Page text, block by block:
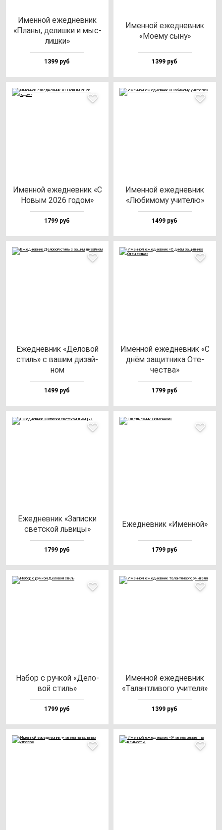
Имен­ной ежед­нев­ник
«Пла­ны, де­лиш­ки и мыс­
лиш­ки»
1399 руб
Имен­ной ежед­нев­ник
«Моему сы­ну»
1399 руб
Имен­ной ежед­нев­ник «С
Новым 2026 го­дом»
1799 руб
Имен­ной ежед­нев­ник
«Люби­мо­му учи­те­лю»
1499 руб
Ежед­нев­ник «Дело­вой
стиль» с ва­шим ди­зай­
ном
1499 руб
Имен­ной ежед­нев­ник «С
днём за­щит­ни­ка Оте­
чес­тва»
1799 руб
Ежед­нев­ник «Запис­ки
свет­ской ль­ви­цы»
1799 руб
Ежед­нев­ник «Имен­ной»
1799 руб
Набор с руч­кой «Дело­
вой стиль»
1799 руб
Имен­ной ежед­нев­ник
«Талан­тли­во­го учи­те­ля»
1399 руб